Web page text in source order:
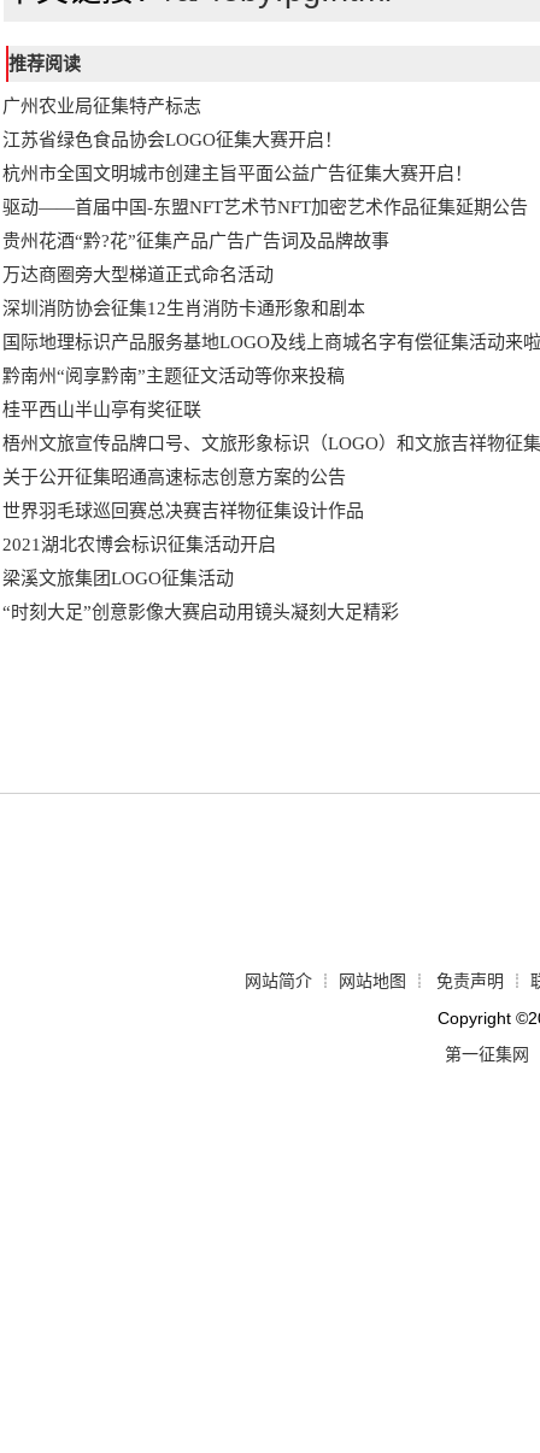
推荐阅读
广州农业局征集特产标志
江苏省绿色食品协会LOGO征集大赛开启！
杭州市全国文明城市创建主旨平面公益广告征集大赛开启！
驱动——首届中国-东盟NFT艺术节NFT加密艺术作品征集延期公告
贵州花酒“黔?花”征集产品广告广告词及品牌故事
万达商圈旁大型梯道正式命名活动
深圳消防协会征集12生肖消防卡通形象和剧本
国际地理标识产品服务基地LOGO及线上商城名字有偿征集活动来啦
黔南州“阅享黔南”主题征文活动等你来投稿
桂平西山半山亭有奖征联
梧州文旅宣传品牌口号、文旅形象标识（LOGO）和文旅吉祥物征
关于公开征集昭通高速标志创意方案的公告
世界羽毛球巡回赛总决赛吉祥物征集设计作品
2021湖北农博会标识征集活动开启
梁溪文旅集团LOGO征集活动
“时刻大足”创意影像大赛启动用镜头凝刻大足精彩
网站简介 ┊ 网站地图 ┊ 免责声明 ┊
Copyright ©
第一征集网